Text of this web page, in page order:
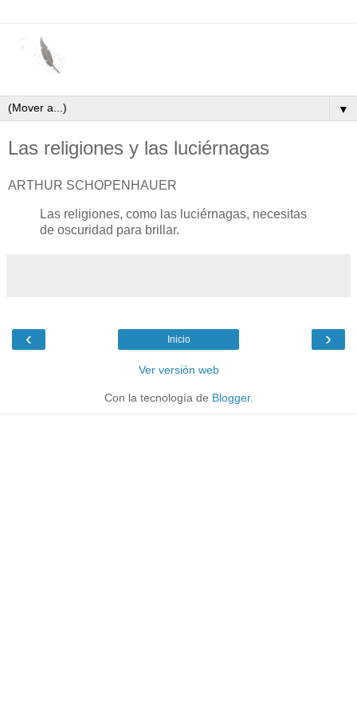
▼
Las religiones y las luciérnagas
ARTHUR SCHOPENHAUER
Las religiones, como las luciérnagas, necesitas
de oscuridad para brillar.
‹ ›
Inicio
Ver versión web
Con la tecnología de Blogger.